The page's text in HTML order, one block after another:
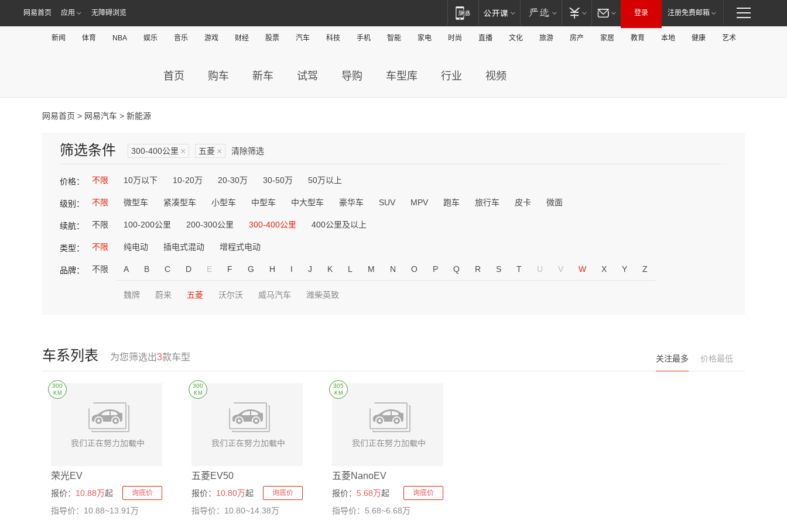
网易首页 应用 无障碍浏览 登录 注册免费邮箱
新闻 体育 NBA 娱乐 音乐 游戏 财经 股票 汽车 科技 手机 智能 家电 时尚 直播 文化 旅游 房产 家居 教育 本地 健康 艺术
首页 购车 新车 试驾 导购 车型库 行业 视频
网易首页 > 网易汽车 > 新能源
筛选条件 300-400公里 × 五菱 × 清除筛选
价格： 不限 10万以下 10-20万 20-30万 30-50万 50万以上
级别： 不限 微型车 紧凑型车 小型车 中型车 中大型车 豪华车 SUV MPV 跑车 旅行车 皮卡 微面
续航： 不限 100-200公里 200-300公里 300-400公里 400公里及以上
类型： 不限 纯电动 插电式混动 增程式电动
品牌： 不限 A B C D E F G H I J K L M N O P Q R S T U V W X Y Z
魏牌 蔚来 五菱 沃尔沃 威马汽车 潍柴英致
车系列表 为您筛选出3款车型 关注最多 价格最低
荣光EV
报价： 10.88万起 询底价
指导价：10.88~13.91万
300
KM
五菱EV50
报价： 10.80万起 询底价
指导价：10.80~14.38万
300
KM
五菱NanoEV
报价： 5.68万起 询底价
指导价：5.68~6.68万
305
KM